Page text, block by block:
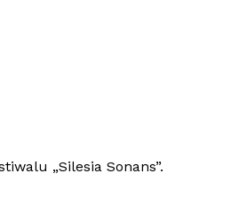
„Silesia Sonans”.